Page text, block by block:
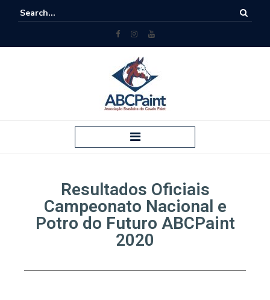
Resultados Oficiais
Campeonato Nacional e
Potro do Futuro ABCPaint
2020